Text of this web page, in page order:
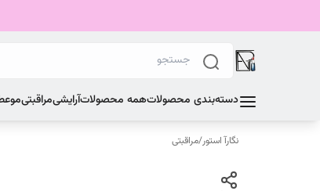
دسته‌بندی محصولاتهمه محصولاتآرایشیمراقبتیمو
نگارآ استور/مراقبتی